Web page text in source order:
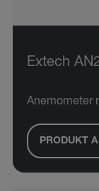
Extech
Anemometer
PRODUKT